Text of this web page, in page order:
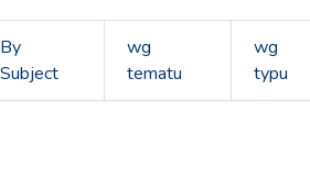
By
Subject
wg
tematu
wg
typu
by